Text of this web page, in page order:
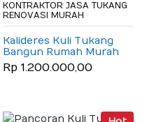
KONTRAKTOR JASA TUKANG
RENOVASI MURAH
Kalideres Kuli Tukang
Bangun Rumah Murah
Bergaransi
Rp 1.200.000,00